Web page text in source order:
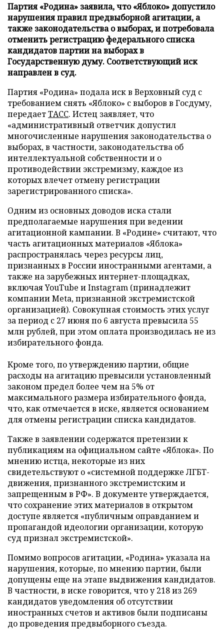
Партия «Родина» заявила, что «Яблоко» допустило
нарушения правил предвыборной агитации, а
также законодательства о выборах, и потребовала
отменить регистрацию федерального списка
кандидатов партии на выборах в
Государственную думу. Соответствующий иск
направлен в суд.
Партия «Родина» подала иск в Верховный суд с
требованием снять «Яблоко» с выборов в Госдуму,
передаетТАСС. Истец заявляет, что
«административный ответчик допустил
многочисленные нарушения законодательства о
выборах, в частности, законодательства об
интеллектуальной собственности и о
противодействии экстремизму, каждое из
которых влечет отмену регистрации
зарегистрированного списка».
Одним из основных доводов иска стали
предполагаемые нарушения при ведении
агитационной кампании. В «Родине» считают, что
часть агитационных материалов «Яблока»
распространялась через ресурсы лиц,
признанных в России иностранными агентами, а
также на зарубежных интернет-площадках,
включая YouTube и Instagram (принадлежит
компании Meta, признанной экстремистской
организацией). Совокупная стоимость этих услуг
за период с 27 июня по 6 августа превысила 55
млн рублей, при этом оплата производилась не из
избирательного фонда.
Кроме того, по утверждению партии, общие
расходы на агитацию превысили установленный
законом предел более чем на 5% от
максимального размера избирательного фонда,
что, как отмечается в иске, является основанием
для отмены регистрации списка кандидатов.
Также в заявлении содержатся претензии к
публикациям на официальном сайте «Яблока». По
мнению истца, некоторые из них
свидетельствуют о «системной поддержке ЛГБТ-
движения, признанного экстремистским и
запрещенным в РФ». В документе утверждается,
что сохранение этих материалов в открытом
доступе является «публичным оправданием и
пропагандой идеологии организации, которую
суд признал экстремистской».
Помимо вопросов агитации, «Родина» указала на
нарушения, которые, по мнению партии, были
допущены еще на этапе выдвижения кандидатов.
В частности, в иске говорится, что у 218 из 269
кандидатов уведомления об отсутствии
иностранных счетов и активов были подписаны
до проведения предвыборного съезда.